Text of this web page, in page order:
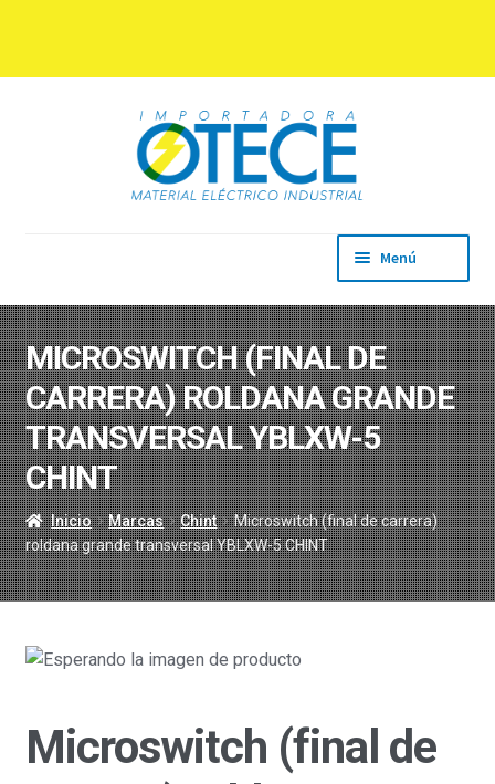
la
contenido
Menú
Inicio
Empresa
Productos
Marcas
Descargas
Contacto
MICROSWITCH (FINAL DE
CARRERA) ROLDANA GRANDE
TRANSVERSAL YBLXW-5
CHINT
Inicio Marcas Chint
Microswitch (final de carrera)
roldana grande transversal YBLXW-5 CHINT
Microswitch (final de